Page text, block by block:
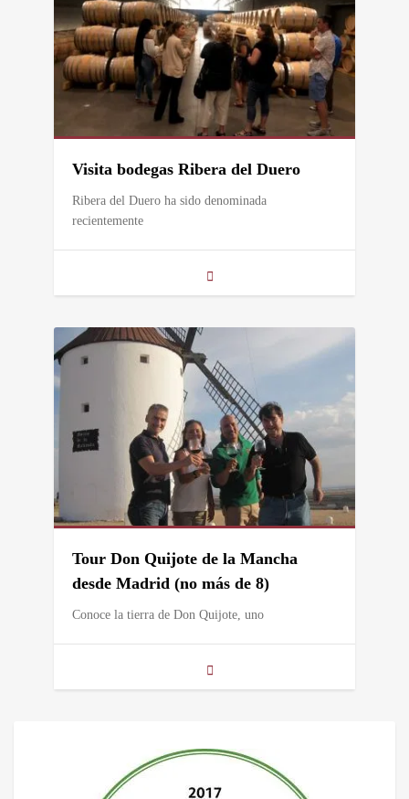
Visita bodegas Ribera del Duero
Ribera del Duero ha sido denominada
recientemente
Tour Don Quijote de la Mancha
desde Madrid (no más de 8)
Conoce la tierra de Don Quijote, uno